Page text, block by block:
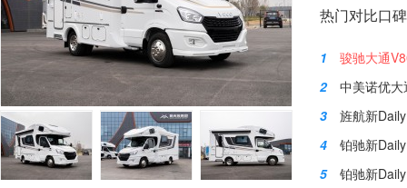
热门对比口
1
骏驰大通
2
中美诺优
3
旌航新
4
铂驰新
5
铂驰新Daily(